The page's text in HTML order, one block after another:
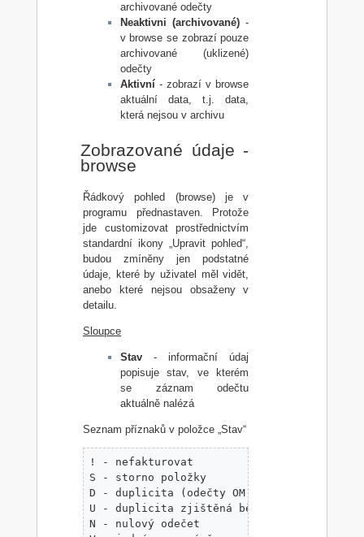
archivované odečty
Neaktivni (archivované) -
v browse se zobrazí pouze
archivované (uklizené)
odečty
Aktivní- zobrazí v browse
aktuální data, t.j. data,
která nejsou v archivu
Zobrazované údaje -
browse
Řádkový pohled (browse) je v
programu přednastaven. Protože
jde customizovat prostřednictvím
standardní ikony „Upravit pohled“,
budou zmíněny jen podstatné
údaje, které by uživatel měl vidět,
anebo které nejsou obsaženy v
detailu.
Sloupce
Stav- informační údaj
popisuje stav, ve kterém
se záznam odečtu
aktuálně nalézá
Seznam příznaků v položce „Stav“
! - nefakturovat
S - storno položky
D - duplicita (odečty OM se stejným
U - duplicita zjištěná během editace nebo
N - nulový odečet